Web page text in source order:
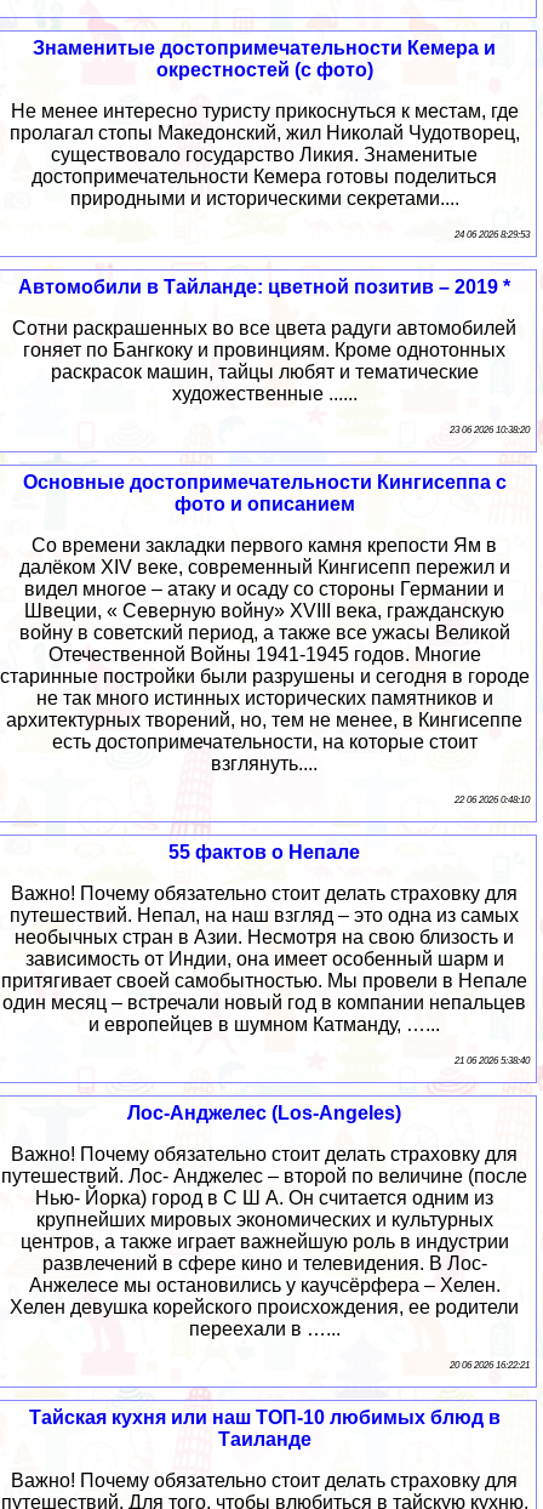
Знаменитые достопримечательности Кемера и
окрестностей (с фото)
Не менее интересно туристу прикоснуться к местам, где
пролагал стопы Македонский, жил Николай Чудотворец,
существовало государство Ликия. Знаменитые
достопримечательности Кемера готовы поделиться
природными и историческими секретами....
24 06 2026 8:29:53
Автомобили в Тайланде: цветной позитив – 2019 *
Сотни раскрашенных во все цвета радуги автомобилей
гоняет по Бангкоку и провинциям. Кроме однотонных
раскрасок машин, тайцы любят и тематические
художественные ......
23 06 2026 10:38:20
Основные достопримечательности Кингисеппа с
фото и описанием
Со времени закладки первого камня крепости Ям в
далёком XIV веке, современный Кингисепп пережил и
видел многое – атаку и осаду со стороны Германии и
Швеции, « Северную войну» XVIII века, гражданскую
войну в советский период, а также все ужасы Великой
Отечественной Войны 1941-1945 годов. Многие
старинные постройки были разрушены и сегодня в городе
не так много истинных исторических памятников и
архитектурных творений, но, тем не менее, в Кингисеппе
есть достопримечательности, на которые стоит
взглянуть....
22 06 2026 0:48:10
55 фактов о Непале
Важно! Почему обязательно стоит делать страховку для
путешествий. Непал, на наш взгляд – это одна из самых
необычных стран в Азии. Несмотря на свою близость и
зависимость от Индии, она имеет особенный шарм и
притягивает своей самобытностью. Мы провели в Непале
один месяц – встречали новый год в компании непальцев
и европейцев в шумном Катманду, …...
21 06 2026 5:38:40
Лос-Анджелес (Los-Angeles)
Важно! Почему обязательно стоит делать страховку для
путешествий. Лос- Анджелес – второй по величине (после
Нью- Йорка) город в С Ш А. Он считается одним из
крупнейших мировых экономических и культурных
центров, а также играет важнейшую роль в индустрии
развлечений в сфере кино и телевидения. В Лос-
Анжелесе мы остановились у каучсёрфера – Хелен.
Хелен девушка корейского происхождения, ее родители
переехали в …...
20 06 2026 16:22:21
Тайская кухня или наш ТОП-10 любимых блюд в
Таиланде
Важно! Почему обязательно стоит делать страховку для
путешествий. Для того, чтобы влюбиться в тайскую кухню,